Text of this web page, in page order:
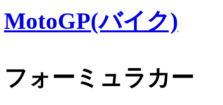
MotoGP(バイク)
フォーミュラカー